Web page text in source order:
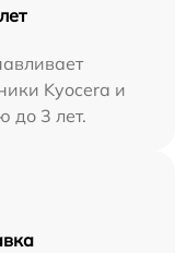
Kyocera и
до 3 лет.